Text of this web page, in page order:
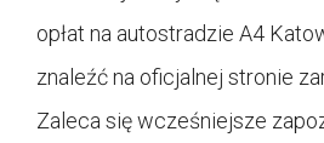
opłat na autostradzie A4
znaleźć na oficjalnej stronie
Zaleca się wcześniejsze